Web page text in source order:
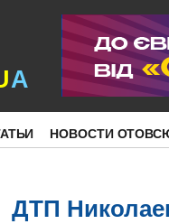
A
НОВОСТИ
ДТП